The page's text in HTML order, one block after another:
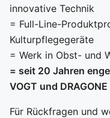
innovative Technik
= Full-Line-
Kulturpflegegeräte
= Werk in Obst- und
= seit 20 Jahren
VOGT und DRAGONE
Für Rückfragen und